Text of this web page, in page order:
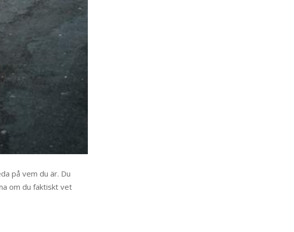
på vem du är. Du
om du faktiskt vet